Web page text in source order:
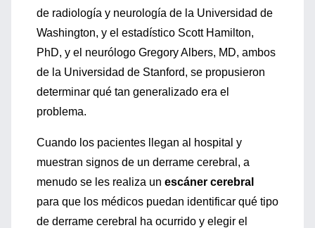
de radiología y neurología de la Universidad de
Washington, y el estadístico Scott Hamilton,
PhD, y el neurólogo Gregory Albers, MD, ambos
de la Universidad de Stanford, se propusieron
determinar qué tan generalizado era el
problema.
Cuando los pacientes llegan al hospital y
muestran signos de un derrame cerebral, a
menudo se les realiza un escáner cerebral
para que los médicos puedan identificar qué tipo
de derrame cerebral ha ocurrido y elegir el